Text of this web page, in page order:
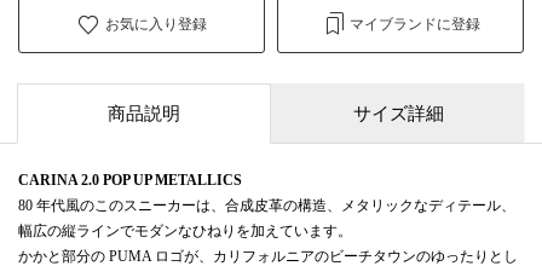
お気に入り登録 マイブランドに登録
商品説明 サイズ詳細
CARINA 2.0 POP UP METALLICS
80 年代風のこのスニーカーは、合成皮革の構造、メタリックなディテール、
幅広の縦ラインでモダンなひねりを加えています。
かかと部分の PUMA ロゴが、カリフォルニアのビーチタウンのゆったりとし